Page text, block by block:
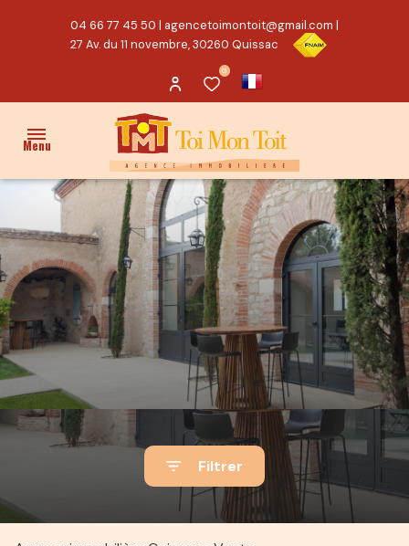
04 66 77 45 50 | agencetoimontoit@gmail.com |
27 Av. du 11 novembre, 30260 Quissac
0
Menu
ACCUEIL
VENTES
PROPRIÉTÉ/CHARME
MAISON
TERRAIN
ACTUALITÉS
E-MAIL
Filtrer